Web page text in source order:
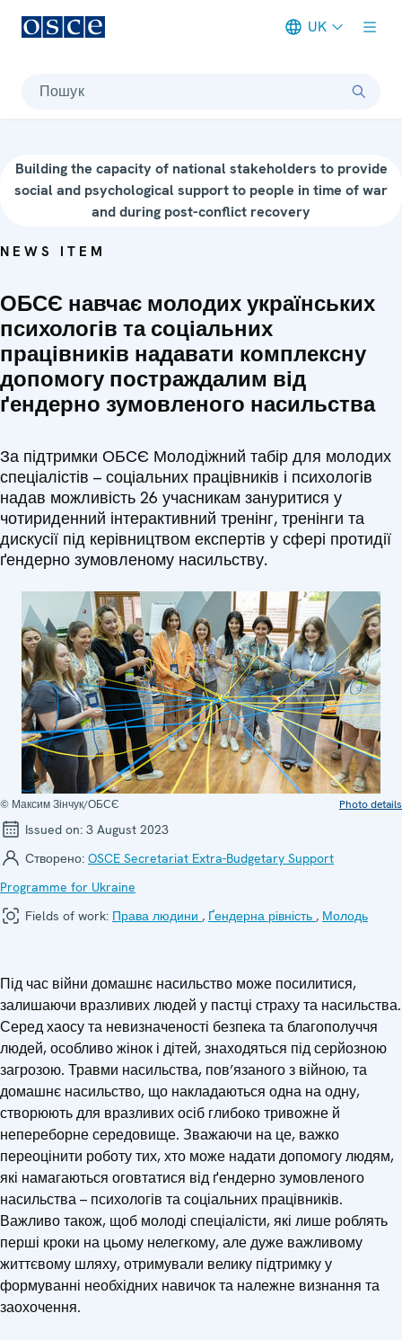
UK
Пошук
Building the capacity of national stakeholders to provide
social and psychological support to people in time of war
and during post-conflict recovery
NEWS ITEM
ОБСЄ навчає молодих українських
психологів та соціальних
працівників надавати комплексну
допомогу постраждалим від
ґендерно зумовленого насильства
За підтримки ОБСЄ Молодіжний табір для молодих
спеціалістів – соціальних працівників і психологів
надав можливість 26 учасникам зануритися у
чотириденний інтерактивний тренінг, тренінги та
дискусії під керівництвом експертів у сфері протидії
ґендерно зумовленому насильству.
© Максим Зінчук/ОБСЄ Photo details
Issued on: 3 August 2023
Створено: OSCE Secretariat Extra-Budgetary Support
Programme for Ukraine
Fields of work: Права людини , Ґендерна рівність , Молодь
Під час війни домашнє насильство може посилитися,
залишаючи вразливих людей у пастці страху та насильства.
Серед хаосу та невизначеності безпека та благополуччя
людей, особливо жінок і дітей, знаходяться під серйозною
загрозою. Травми насильства, пов’язаного з війною, та
домашнє насильство, що накладаються одна на одну,
створюють для вразливих осіб глибоко тривожне й
непереборне середовище. Зважаючи на це, важко
переоцінити роботу тих, хто може надати допомогу людям,
які намагаються оговтатися від ґендерно зумовленого
насильства – психологів та соціальних працівників.
Важливо також, щоб молоді спеціалісти, які лише роблять
перші кроки на цьому нелегкому, але дуже важливому
життєвому шляху, отримували велику підтримку у
формуванні необхідних навичок та належне визнання та
заохочення.